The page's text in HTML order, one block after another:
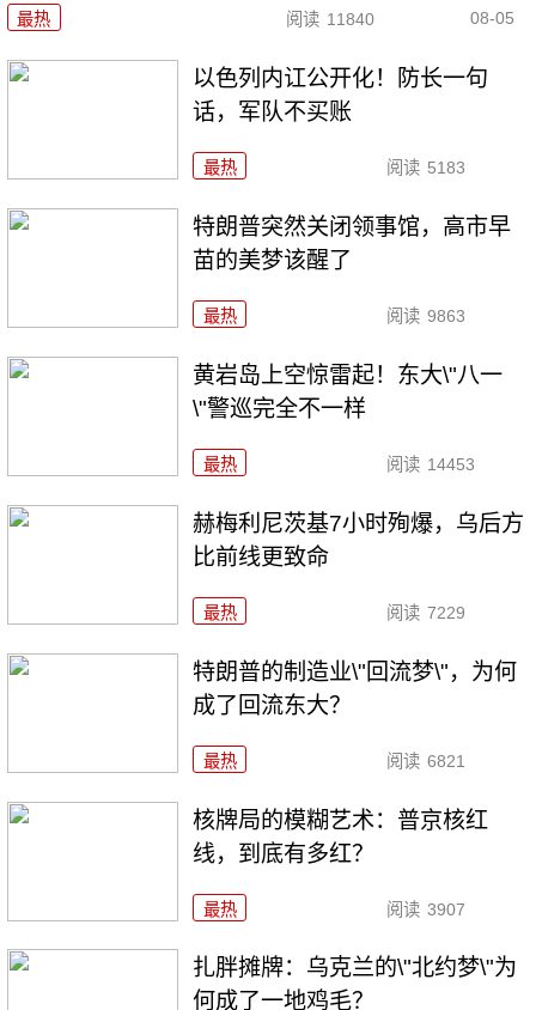
最热 阅读 11840 08-05
以色列内讧公开化！防长一句
话，军队不买账
最热 阅读 5183
特朗普突然关闭领事馆，高市早
苗的美梦该醒了
最热 阅读 9863
黄岩岛上空惊雷起！东大\"八一
\"警巡完全不一样
最热 阅读 14453
赫梅利尼茨基7小时殉爆，乌后方
比前线更致命
最热 阅读 7229
特朗普的制造业\"回流梦\"，为何
成了回流东大？
最热 阅读 6821
核牌局的模糊艺术：普京核红
线，到底有多红？
最热 阅读 3907
扎胖摊牌：乌克兰的\"北约梦\"为
何成了一地鸡毛？